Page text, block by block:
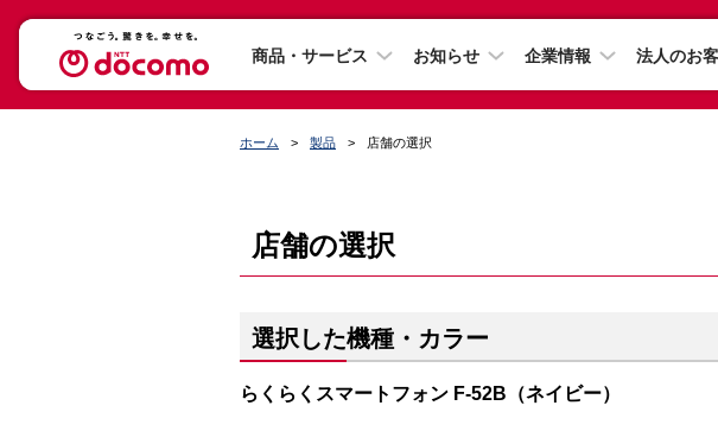
商品・サービス お知らせ 企業情報 法人のお
ホーム 製品 店舗の選択
店舗の選択
選択した機種・カラー
らくらくスマートフォン F-52B（ネイビー）